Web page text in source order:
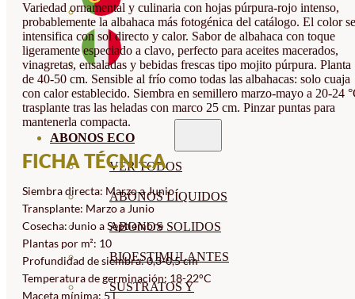
ABONOS ECO
VER TODOS
ABONOS LÍQUIDOS
ABONOS SOLIDOS
BIOESTIMULANTES
SUSTRATOS Y
Variedad ornamental y culinaria con hojas púrpura-rojo intenso,
probablemente la albahaca más fotogénica del catálogo. El color se
intensifica con sol directo y calor. Sabor de albahaca con toque
ligeramente especiado a clavo, perfecto para aceites macerados,
vinagretas, ensaladas y bebidas frescas tipo mojito púrpura. Planta
de 40-50 cm. Sensible al frío como todas las albahacas: solo cuaja
con calor establecido. Siembra en semillero marzo-mayo a 20-24
trasplante tras las heladas con marco 25 cm. Pinzar puntas para
mantenerla compacta.
FICHA TÉCNICA
Siembra directa: Marzo a Junio
Transplante: Marzo a Junio
Cosecha: Junio a Septiembre
Plantas por m²: 10
Profundidad de siembra: 0,3-0,5 cm
Temperatura de germinación: 18-22°C
Maceta mínima: 5 L